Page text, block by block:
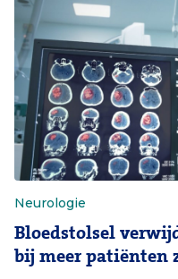
Neurologie
Bloedstolsel
bij meer patiënten